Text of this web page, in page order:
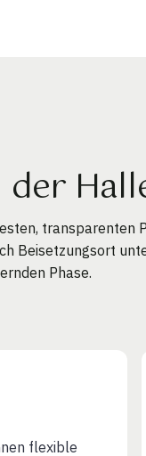
Beisetzungsort
Phase.
flexible